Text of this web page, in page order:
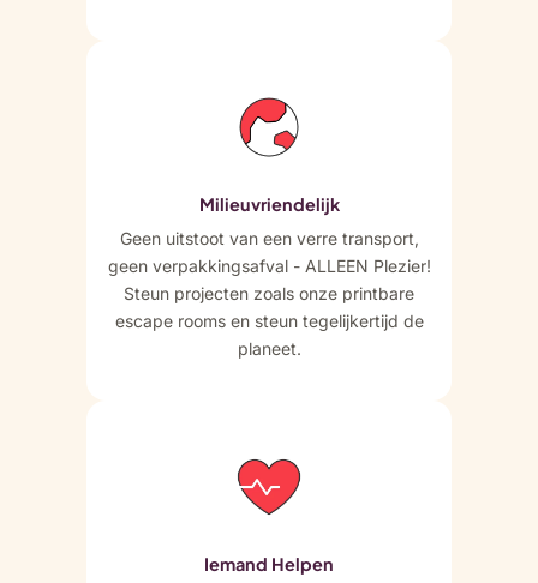
Milieuvriendelijk
Geen uitstoot van een verre transport,
geen verpakkingsafval - ALLEEN Plezier!
Steun projecten zoals onze printbare
escape rooms en steun tegelijkertijd de
planeet.
Iemand Helpen